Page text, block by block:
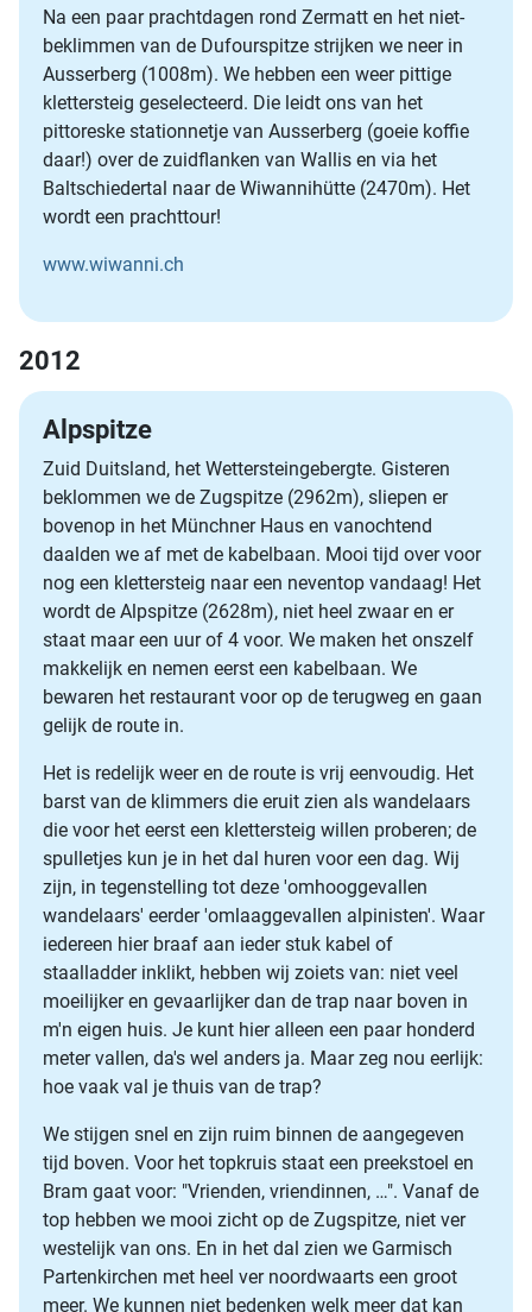
Na een paar prachtdagen rond Zermatt en het niet-
beklimmen van de Dufourspitze strijken we neer in
Ausserberg (1008m). We hebben een weer pittige
klettersteig geselecteerd. Die leidt ons van het
pittoreske stationnetje van Ausserberg (goeie koffie
daar!) over de zuidflanken van Wallis en via het
Baltschiedertal naar de Wiwannihütte (2470m). Het
wordt een prachttour!
www.wiwanni.ch
2012
Alpspitze
Zuid Duitsland, het Wettersteingebergte. Gisteren
beklommen we de Zugspitze (2962m), sliepen er
bovenop in het Münchner Haus en vanochtend
daalden we af met de kabelbaan. Mooi tijd over voor
nog een klettersteig naar een neventop vandaag! Het
wordt de Alpspitze (2628m), niet heel zwaar en er
staat maar een uur of 4 voor. We maken het onszelf
makkelijk en nemen eerst een kabelbaan. We
bewaren het restaurant voor op de terugweg en gaan
gelijk de route in.
Het is redelijk weer en de route is vrij eenvoudig. Het
barst van de klimmers die eruit zien als wandelaars
die voor het eerst een klettersteig willen proberen; de
spulletjes kun je in het dal huren voor een dag. Wij
zijn, in tegenstelling tot deze 'omhooggevallen
wandelaars' eerder 'omlaaggevallen alpinisten'. Waar
iedereen hier braaf aan ieder stuk kabel of
staalladder inklikt, hebben wij zoiets van: niet veel
moeilijker en gevaarlijker dan de trap naar boven in
m'n eigen huis. Je kunt hier alleen een paar honderd
meter vallen, da's wel anders ja. Maar zeg nou eerlijk:
hoe vaak val je thuis van de trap?
We stijgen snel en zijn ruim binnen de aangegeven
tijd boven. Voor het topkruis staat een preekstoel en
Bram gaat voor: "Vrienden, vriendinnen, …". Vanaf de
top hebben we mooi zicht op de Zugspitze, niet ver
westelijk van ons. En in het dal zien we Garmisch
Partenkirchen met heel ver noordwaarts een groot
meer. We kunnen niet bedenken welk meer dat kan